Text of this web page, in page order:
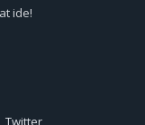
ide!
Twitter